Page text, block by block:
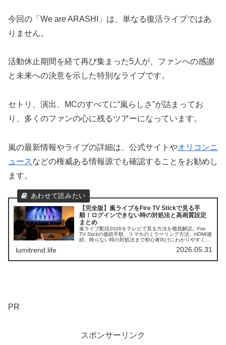
今回の「We are ARASHI」は、単なる復活ライブではあ
りません。
活動休止期間を経て再び集まった5人が、ファンへの感謝
と未来への決意を示した特別なライブです。
セトリ、演出、MCのすべてに“嵐らしさ”が詰まってお
り、多くのファンの心に残るツアーになっています。
嵐の最新情報やライブの詳細は、公式サイトやオリコンニ
ュースなどの権威ある情報源でも確認することをお勧めし
ます。
【完全版】嵐ライブをFire TV Stickで見る手
順！ログインできない時の対処法と高画質設定
まとめ
嵐ライブ配信2026をテレビで見る方法を徹底解説。Fire
TV Stickの接続手順、スマホのミラーリング方法、HDMI接
続、映らない時の対処法まで初心者向けにわかりやすく紹
lumitrend.life 2026.05.31
PR
スポンサーリンク